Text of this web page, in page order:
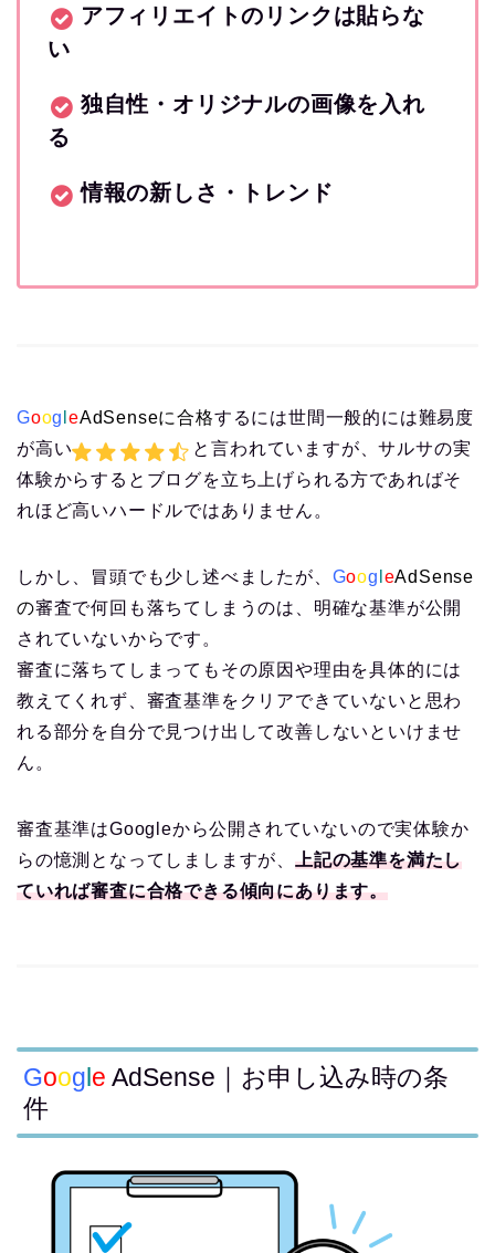
アフィリエイトのリンクは貼らな
い
独自性・オリジナルの画像を入れ
る
情報の新しさ・トレンド
Goog leAdSenseに合格するには世間一般的には難易度
が高い
と言われていますが、サルサの実
体験からするとブログを立ち上げられる方であればそ
れほど高いハードルではありません。
しかし、冒頭でも少し述べましたが、 Goog eAdSense
の審査で何回も落ちてしまうのは、明確な基準が公開
されていないからです。
審査に落ちてしまってもその原因や理由を具体的には
教えてくれず、審査基準をクリアできていないと思わ
れる部分を自分で見つけ出して改善しないといけませ
ん。
審査基準はGoogleから公開されていないので実体験か
らの憶測となってしましますが、 上記の基準を満たし
ていれば審査に合格できる傾向にあります。
Google AdSense｜お申し込み時の条
件